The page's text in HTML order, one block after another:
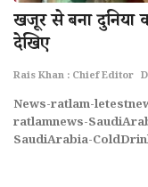
खजूर से बना दुनिया
देखिए
Rais Khan : Chief Editor
News-ratlam-
ratlamnews-
SaudiArabia-